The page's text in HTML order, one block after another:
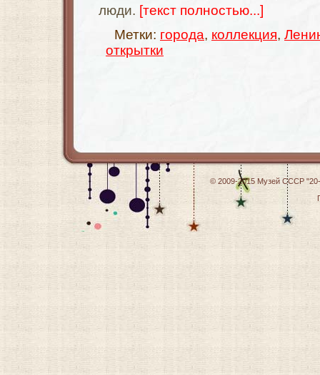
люди. [текст полностью...]
Метки: города, коллекция,
открытки
© 2009-2015 Музей СССР